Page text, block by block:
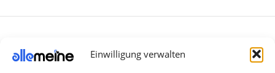
Einwilligung verwalten